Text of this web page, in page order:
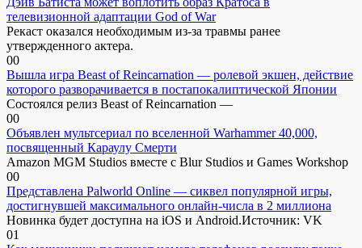
телевизионной адаптации God of War
Рекаст оказался необходимым из-за травмы ранее
утвержденного актера.
00
Вышла игра Beast of Reincarnation — ролевой экшен, действие
которого разворачивается в постапокалиптической Японии
Состоялся релиз Beast of Reincarnation —
00
Объявлен мультсериал по вселенной Warhammer 40,000,
посвященный Караулу Смерти
Amazon MGM Studios вместе с Blur Studios и Games Workshop
00
Представлена Palworld Online — сиквел популярной игры,
достигнувшей максимального онлайн-числа в 2 миллиона
Новинка будет доступна на iOS и Android.Источник: VK
01